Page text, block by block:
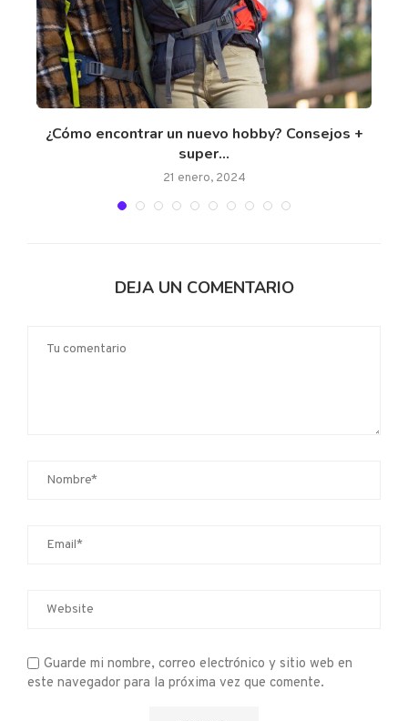
¿Cómo encontrar un nuevo hobby? Consejos +
super...
21 enero, 2024
DEJA UN COMENTARIO
Guarde mi nombre, correo electrónico y sitio web en
este navegador para la próxima vez que comente.